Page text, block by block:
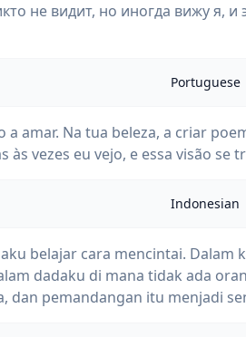
не видит, но иногда вижу я,
Portuguese
a amar. Na tua beleza, a criar
às vezes eu vejo, e essa visão se
Indonesian
belajar cara mencintai.
dadaku di mana tidak ada
dan pemandangan itu menjadi